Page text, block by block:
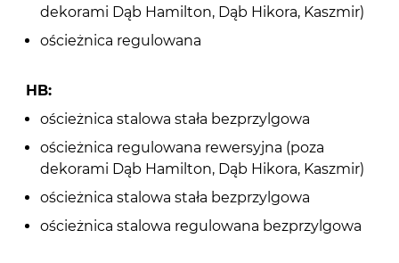
dekorami Dąb Hamilton, Dąb Hikora, Kaszmir)
ościeżnica regulowana
HB:
ościeżnica stalowa stała bezprzylgowa
ościeżnica regulowana rewersyjna (poza
dekorami Dąb Hamilton, Dąb Hikora, Kaszmir)
ościeżnica stalowa stała bezprzylgowa
ościeżnica stalowa regulowana bezprzylgowa